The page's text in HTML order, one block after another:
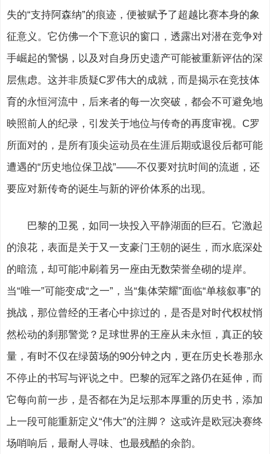
失的“支持阿森纳”的痕迹，便被赋予了超越比赛本身的象
征意义。它仿佛一个下意识的窗口，透露出对潜在竞争对
手崛起的警惕，以及对自身历史遗产可能被重新评估的深
层焦虑。这并非质疑C罗伟大的成就，而是揭示在竞技体
育的永恒河流中，后来者的每一次突破，都会不可避免地
映照前人的纪录，引发关于地位与传奇的再度审视。C罗
所面对的，是所有顶尖运动员在生涯后期或退役后都可能
遭遇的“历史地位保卫战”——不仅要对抗时间的流逝，还
要应对新传奇的诞生与新的评价体系的出现。
巴黎的卫冕，如同一块投入平静湖面的巨石。它激起
的浪花，表面是关于又一支豪门王朝的诞生，而水底深处
的暗流，却可能冲刷着另一座由无数荣誉垒砌的堤岸。
当“唯一”可能变成“之一”，当“集体荣耀”面临“单核叙事”的
挑战，那位曾经的王者心中掠过的，是否是对时代权杖悄
然松动的刹那警觉？足球世界的王座从未永恒，真正的较
量，有时不仅在绿茵场的90分钟之内，更在历史长卷那永
不停止的书写与评说之中。巴黎的冠军之路仍在延伸，而
它每向前一步，是否都在为足坛那本厚重的历史书，添加
上一段可能重新定义“伟大”的注脚？ 这或许是欧冠决赛终
场哨响后，最耐人寻味、也最残酷的余韵。